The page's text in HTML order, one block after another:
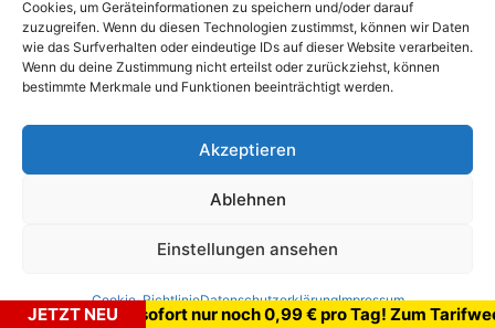
Cookies, um Geräteinformationen zu speichern und/oder darauf
zuzugreifen. Wenn du diesen Technologien zustimmst, können wir Daten
wie das Surfverhalten oder eindeutige IDs auf dieser Website verarbeiten.
Wenn du deine Zustimmung nicht erteilst oder zurückziehst, können
bestimmte Merkmale und Funktionen beeinträchtigt werden.
Akzeptieren
Ablehnen
Einstellungen ansehen
Cookie-RichtlinieDatenschutzerklärungImpressum
JETZT NEU
Superflatrate ab sofort nur noch 0,99 € pro Tag! Zum
© COPYRIGHT ARAREMBE LP - ALLE RECHTE VORBEHALTEN
LOGIN